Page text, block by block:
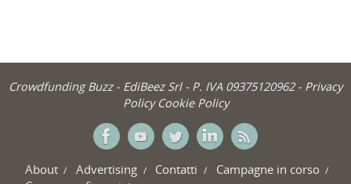
Crowdfunding Buzz - EdiBeez Srl - P. IVA 09375120962 - Privacy
Policy Cookie Policy
About Advertising Contatti
Campagne in corso